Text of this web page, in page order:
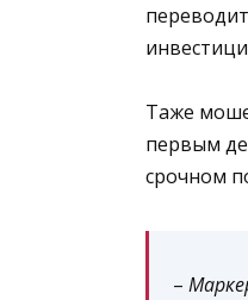
Таже
первым
срочном
–